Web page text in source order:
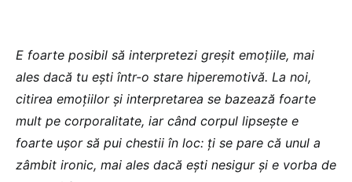
E foarte posibil să interpretezi greșit emoțiile, mai
ales dacă tu ești într-o stare hiperemotivă. La noi,
citirea emoțiilor și interpretarea se bazează foarte
mult pe corporalitate, iar când corpul lipsește e
foarte ușor să pui chestii în loc: ți se pare că unul a
zâmbit ironic, mai ales dacă ești nesigur și e vorba de